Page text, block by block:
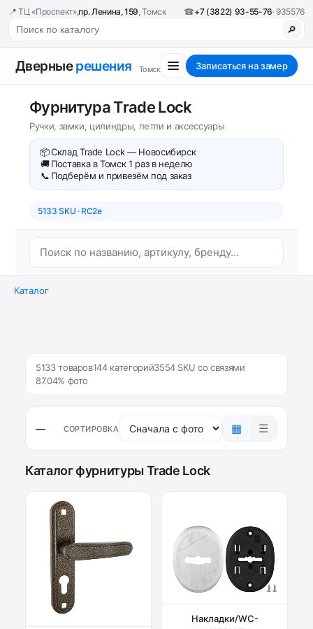
📍 ТЦ «Проспект»,пр. Ленина, 159, Томск ☎+7 (3822) 93-55-76· 935576
🔎
Дверныерешения Томск Записаться на замер
Фурнитура Trade Lock
Ручки, замки, цилиндры, петли и аксессуары
📦Склад Trade Lock — Новосибирск
🚚 Поставка в Томск 1 раз в неделю
📞 Подберём и привезём под заказ
5133 SKU · RC2e
Каталог
5133 товаров144 категорий3554 SKU со связями
87.04% фото
— СОРТИРОВКА ▦ ☰
Каталог фурнитуры Trade Lock
Накладки/WC-